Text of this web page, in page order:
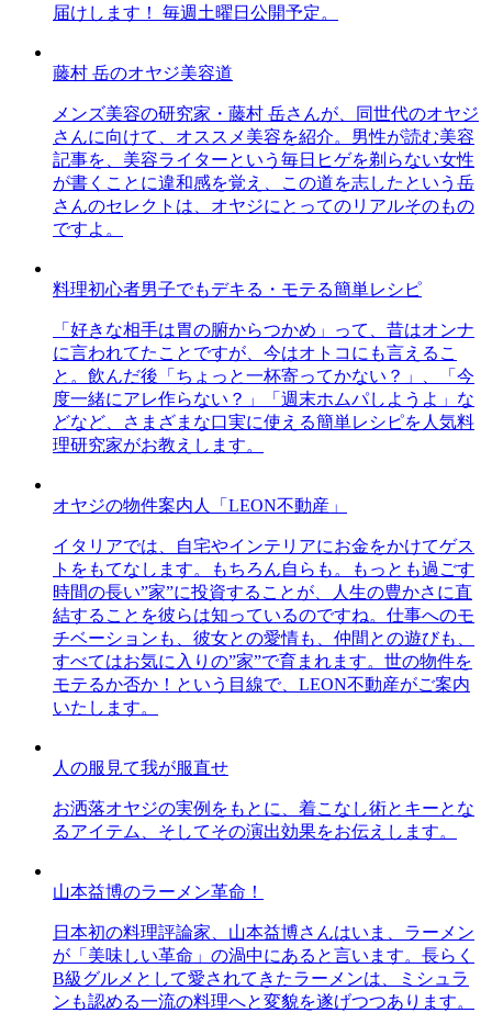
届けします！ 毎週土曜日公開予定。
藤村 岳のオヤジ美容道
メンズ美容の研究家・藤村 岳さんが、同世代のオヤジ
さんに向けて、オススメ美容を紹介。男性が読む美容
記事を、美容ライターという毎日ヒゲを剃らない女性
が書くことに違和感を覚え、この道を志したという岳
さんのセレクトは、オヤジにとってのリアルそのもの
ですよ。
料理初心者男子でもデキる・モテる簡単レシピ
「好きな相手は胃の腑からつかめ」って、昔はオンナ
に言われてたことですが、今はオトコにも言えるこ
と。飲んだ後「ちょっと一杯寄ってかない？」、「今
度一緒にアレ作らない？」「週末ホムパしようよ」な
どなど、さまざまな口実に使える簡単レシピを人気料
理研究家がお教えします。
オヤジの物件案内人「LEON不動産」
イタリアでは、自宅やインテリアにお金をかけてゲス
トをもてなします。もちろん自らも。もっとも過ごす
時間の長い”家”に投資することが、人生の豊かさに直
結することを彼らは知っているのですね。仕事へのモ
チベーションも、彼女との愛情も、仲間との遊びも、
すべてはお気に入りの”家”で育まれます。世の物件を
モテるか否か！という目線で、LEON不動産がご案内
いたします。
人の服見て我が服直せ
お洒落オヤジの実例をもとに、着こなし術とキーとな
るアイテム、そしてその演出効果をお伝えします。
山本益博のラーメン革命！
日本初の料理評論家、山本益博さんはいま、ラーメン
が「美味しい革命」の渦中にあると言います。長らく
B級グルメとして愛されてきたラーメンは、ミシュラ
ンも認める一流の料理へと変貌を遂げつつあります。